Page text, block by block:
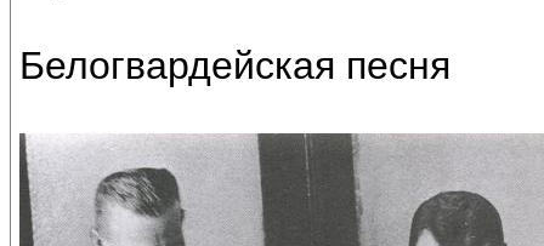
Белогвардейская песня